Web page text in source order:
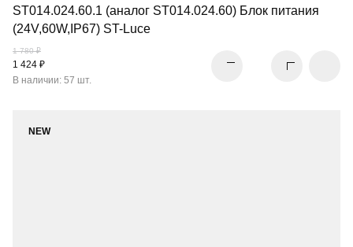
ST014.024.60.1 (аналог ST014.024.60) Блок питания
(24V,60W,IP67) ST-Luce
1 780 ₽
1 424 ₽
В наличии: 57 шт.
NEW